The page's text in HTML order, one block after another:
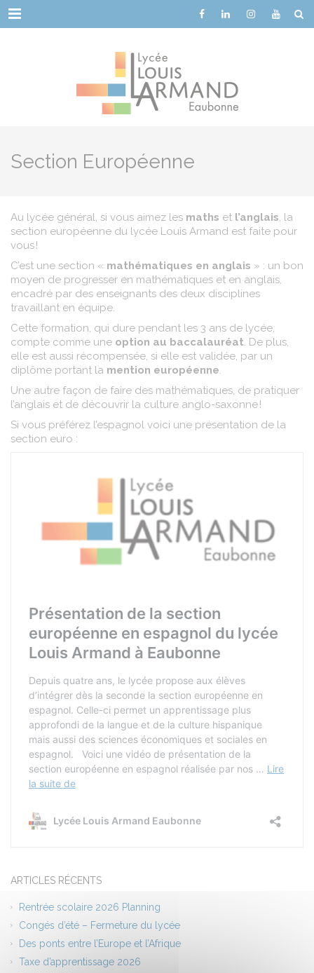
Menu
Section Européenne
Au lycée général, si vous aimez les maths et l’anglais, la
section européenne du lycée Louis Armand est faite pour
vous !
C’est une section « mathématiques en anglais » : un bon
moyen de progresser en mathématiques et en anglais,
encadré par des enseignants des deux disciplines
travaillant en équipe.
Cette formation, qui dure pendant les 3 ans de lycée,
compte comme une option au baccalauréat. De plus,
elle est aussi récompensée, si elle est validée, par un
diplôme portant la mention européenne.
Une autre façon de faire des mathématiques, de pratiquer
l’anglais et de découvrir la culture anglo-saxonne !
Si vous préférez l’espagnol voici une présentation de la
section euro :
ARTICLES RÉCENTS
Rentrée scolaire 2026 Planning
Congés d’été – Fermeture du lycée
Des ponts entre l’Europe et l’Afrique
Taxe d’apprentissage 2026
Cookies management panel